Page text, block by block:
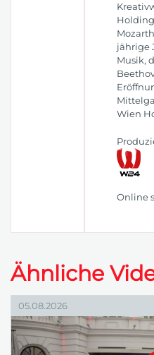
jährige
Musik,
Wien
Online
Ähnliche
05.08.2026